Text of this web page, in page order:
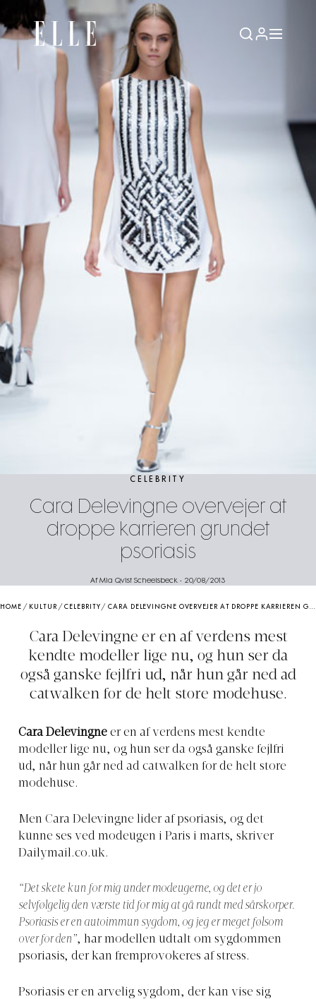
CELEBRITY
Cara Delevingne overvejer at
droppe karrieren grundet
psoriasis
Af Mia Qvist Scheelsbeck - 20/08/2013
HOME / KULTUR /CELEBRITY /CARA DELEVINGNE OVERVEJER AT DROPPE KARRIEREN GRUNDET PSORIASIS
Cara Delevingne er en af verdens mest
kendte modeller lige nu, og hun ser da
også ganske fejlfri ud, når hun går ned ad
catwalken for de helt store modehuse.
Cara Delevingne er en af verdens mest kendte
modeller lige nu, og hun ser da også ganske fejlfri
ud, når hun går ned ad catwalken for de helt store
modehuse.
Men Cara Delevingne lider af psoriasis, og det
kunne ses ved modeugen i Paris i marts, skriver
Dailymail.co.uk.
“Det skete kun for mig under modeugerne, og det er jo
selvfølgelig den værste tid for mig at gå rundt med sårskorper.
Psoriasis er en autoimmun sygdom, og jeg er meget følsom
over for den”, har modellen udtalt om sygdommen
psoriasis, der kan fremprovokeres af stress.
Psoriasis er en arvelig sygdom, der kan vise sig